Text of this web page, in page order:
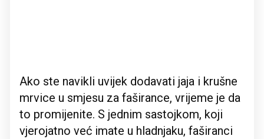
Ako ste navikli uvijek dodavati jaja i krušne
mrvice u smjesu za faširance, vrijeme je da
to promijenite. S jednim sastojkom, koji
vjerojatno već imate u hladnjaku, faširanci